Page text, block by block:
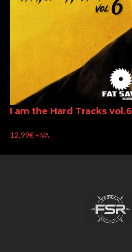
I am the Hard Tracks vol.6
12,99€+IVA